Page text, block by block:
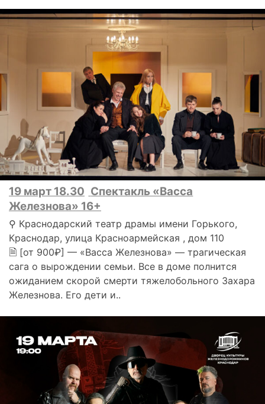
19 март 18.30 Спектакль «Васса
Железнова» 16+
⚲ Краснодарский театр драмы имени Горького,
Краснодар, улица Красноармейская , дом 110
🗎 [от 900₽] — «Васса Железнова» — трагическая
сага о вырождении семьи. Все в доме полнится
ожиданием скорой смерти тяжелобольного Захара
Железнова. Его дети и..